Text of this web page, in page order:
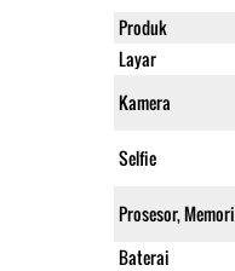
Produk
Layar
Kamera
Selfie
Prosesor, Memori
Baterai